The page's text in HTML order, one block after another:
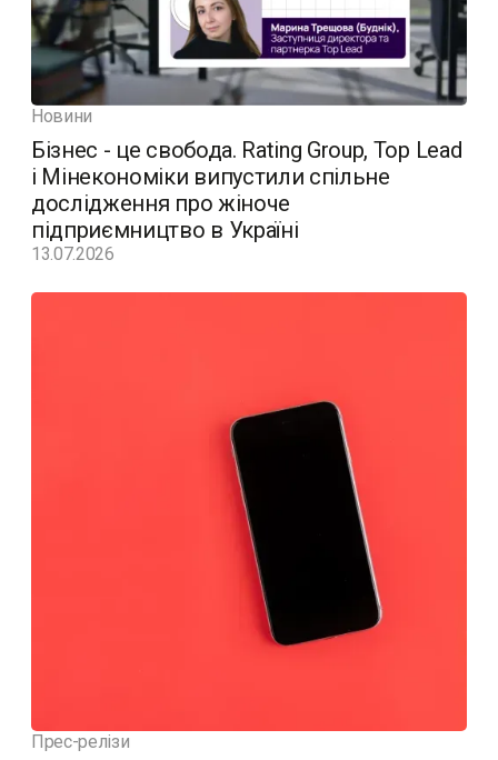
Новини
Бізнес - це свобода. Rating Group, Top Lead
і Мінекономіки випустили спільне
дослідження про жіноче
підприємництво в Україні
13.07.2026
Прес-релізи